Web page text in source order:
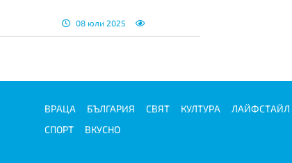
08 юли 2025
ВРАЦА БЪЛГАРИЯ СВЯТ КУЛТУРА ЛАЙФСТАЙЛ
СПОРТ
ВКУСНО